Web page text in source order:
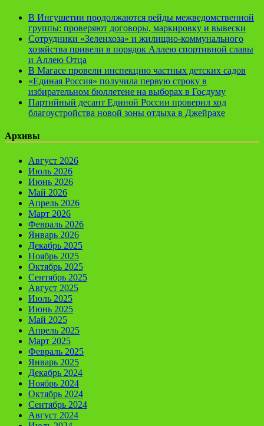
В Ингушетии продолжаются рейды межведомственной
группы: проверяют договоры, маркировку и вывески
Сотрудники «Зеленхоза» и жилищно-коммунального
хозяйства привели в порядок Аллею спортивной славы
и Аллею Отца
В Магасе провели инспекцию частных детских садов
«Единая Россия» получила первую строку в
избирательном бюллетене на выборах в Госдуму
Партийный десант Единой России проверил ход
благоустройства новой зоны отдыха в Джейрахе
Архивы
Август 2026
Июль 2026
Июнь 2026
Май 2026
Апрель 2026
Март 2026
Февраль 2026
Январь 2026
Декабрь 2025
Ноябрь 2025
Октябрь 2025
Сентябрь 2025
Август 2025
Июль 2025
Июнь 2025
Май 2025
Апрель 2025
Март 2025
Февраль 2025
Январь 2025
Декабрь 2024
Ноябрь 2024
Октябрь 2024
Сентябрь 2024
Август 2024